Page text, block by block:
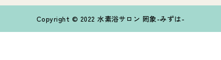
Copyright © 2022 水素浴サロン 罔象-みずは-